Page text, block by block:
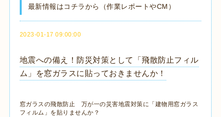
最新情報はコチラから（作業レポートやCM）
2023-01-17 09:00:00
地震への備え！防災対策として「飛散防止フィル
ム」を窓ガラスに貼っておきませんか！
窓ガラスの飛散防止 万が一の災害地震対策に「建物用窓ガラス
フィルム」を貼りませんか？